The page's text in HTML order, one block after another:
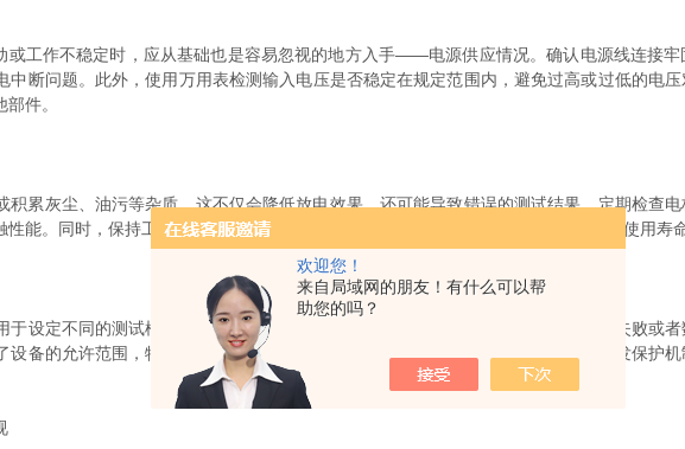
欢迎您！
来自局域网的朋友！有什么可以帮
助您的吗？
或工作不稳定时，应从基础也是容易忽视的地方入手——电源供应情况。确认电源线连接
断问题。此外，使用万用表检测输入电压是否稳定在规定范围内，避免过高或过低的电
件。
灰尘、油污等杂质，这不仅会降低放电效果，还可能导致错误的测试结果。定期检查电
能。同时，保持工作环境的洁净度，减少空气中悬浮颗粒物的附着，也是延长电极使用寿
定不同的测试模式、电压等级及脉冲波形等参数。错误的配置往往会导致实验失败或者
设备的允许范围，特别是峰值电压和电流值，过高可能会超出设备的承受能力而引发保护